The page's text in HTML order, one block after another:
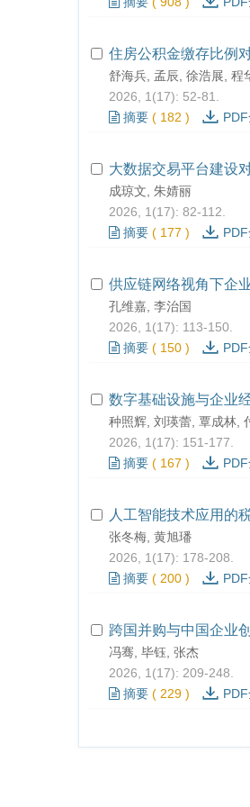
住房公积金缴存比例
舒海兵, 孟辰, 徐浩展, 程
2026, 1(17): 52-81.
摘要 ( 182 )
大数据交易平台建设
成琼文, 朱婧丽
2026, 1(17): 82-112.
摘要 ( 177 )
供应链网络视角下企
孔维嘉, 李治国
2026, 1(17): 113-150.
摘要 ( 150 )
数字基础设施与企业
种照辉, 刘瑛蕾, 覃成林,
2026, 1(17): 151-177.
摘要 ( 167 )
人工智能技术应用的
张冬梅, 黄旭璠
2026, 1(17): 178-208.
摘要 ( 200 )
跨国并购与中国企业
冯骞, 毕钰, 张杰
2026, 1(17): 209-248.
摘要 ( 229 )